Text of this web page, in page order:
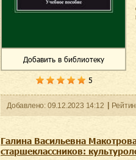
Добавить в библиотеку
5
Добавленo: 09.12.2023 14:12
Галина Васильевна
старшеклассников: